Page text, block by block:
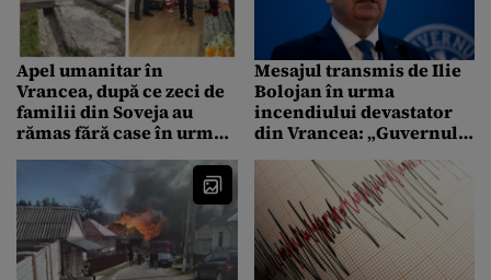
Apel umanitar în
Vrancea, după ce zeci de
familii din Soveja au
rămas fără case în urma
Mesajul transmis de Ilie
Bolojan în urma
incendiului devastator
din Vrancea: „Guvernul
familiilor lovite de
nenorocire”